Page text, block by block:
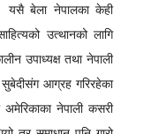
यसै बेला नेपालका केही
उत्थानको लागि
उपाध्यक्ष तथा नेपाली
सुबेदीसंग आग्रह गरिरहेका
अमेरिकाका नेपाली कसरी